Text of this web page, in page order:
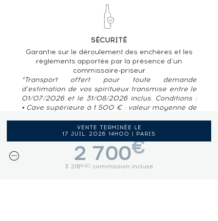
VENTE TERMINÉE LE
17 JUIL. 2026 14H00 | PARIS
2 700€
3 218€40 commission incluse
SÉCURITÉ
Garantie sur le déroulement des enchères et les
règlements apportée par la présence d’un
commissaire-priseur
*Transport offert pour toute demande
d’estimation de vos spiritueux transmise entre le
01/07/2026 et le 31/08/2026 inclus. Conditions :
• Cave supérieure à 1 500 € : valeur moyenne de
France métropolitaine, Belgique, Luxembourg